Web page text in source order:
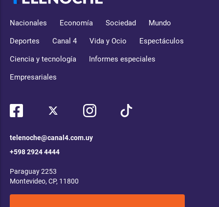
Nacionales Economía Sociedad Mundo
Deportes Canal 4 Vida y Ocio Espectáculos
Ciencia y tecnología Informes especiales
Empresariales
telenoche@canal4.com.uy
+598 2924 4444
Paraguay 2253
Montevideo, CP, 11800